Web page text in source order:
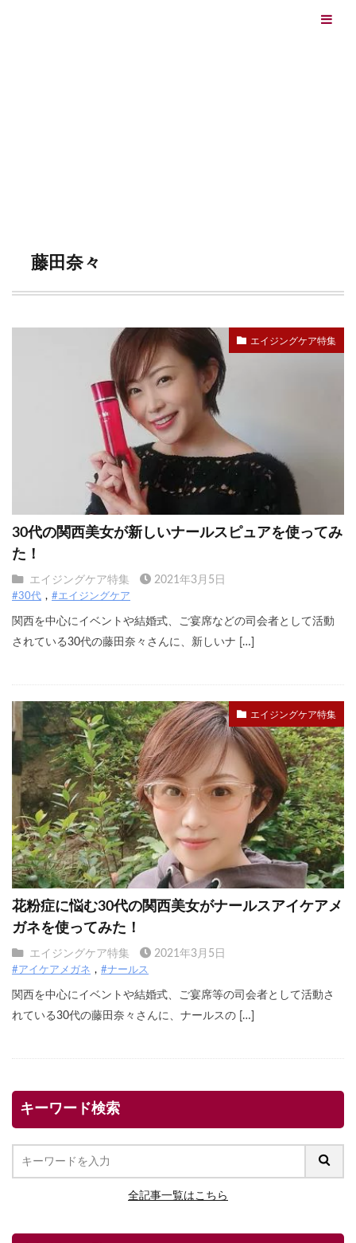
藤田奈々
エイジングケア特集
30代の関西美女が新しいナールスピュアを使ってみ
た！
エイジングケア特集 2021年3月5日
#30代 #エイジングケア
関西を中心にイベントや結婚式、ご宴席などの司会者として活動
されている30代の藤田奈々さんに、新しいナ […]
エイジングケア特集
花粉症に悩む30代の関西美女がナールスアイケアメ
ガネを使ってみた！
エイジングケア特集 2021年3月5日
#アイケアメガネ #ナールス
関西を中心にイベントや結婚式、ご宴席等の司会者として活動さ
れている30代の藤田奈々さんに、ナールスの […]
キーワード検索
全記事一覧はこちら